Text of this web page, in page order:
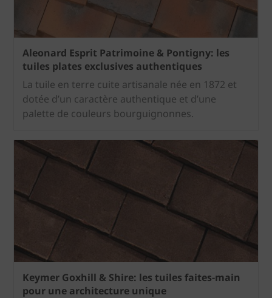
Aleonard Esprit Patrimoine & Pontigny: les
tuiles plates exclusives authentiques
La tuile en terre cuite artisanale née en 1872 et
dotée d’un caractère authentique et d’une
palette de couleurs bourguignonnes.
Keymer Goxhill & Shire: les tuiles faites-main
pour une architecture unique